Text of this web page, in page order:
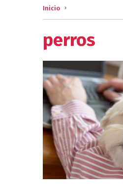
Inicio
perros